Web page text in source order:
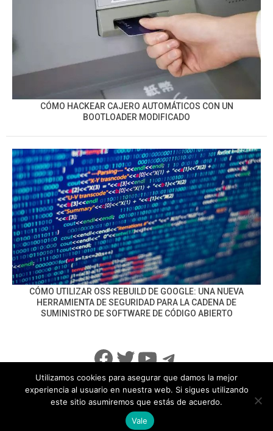
CÓMO HACKEAR CAJERO AUTOMÁTICOS CON UN
BOOTLOADER MODIFICADO
CÓMO UTILIZAR OSS REBUILD DE GOOGLE: UNA NUEVA
HERRAMIENTA DE SEGURIDAD PARA LA CADENA DE
SUMINISTRO DE SOFTWARE DE CÓDIGO ABIERTO
Facebook
Twitter
YouTube
Telegram
info@noticiasseguridad.com Política de Privacidad
Utilizamos cookies para asegurar que damos la mejor
experiencia al usuario en nuestra web. Si sigues utilizando
este sitio asumiremos que estás de acuerdo.
Vale